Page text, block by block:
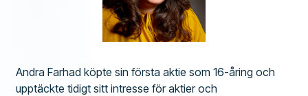
Andra Farhad köpte sin första aktie som 16-åring och
upptäckte tidigt sitt intresse för aktier och